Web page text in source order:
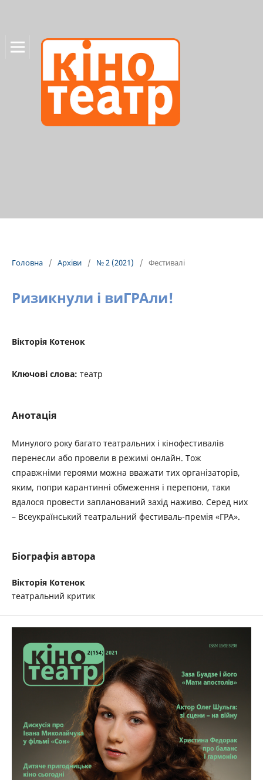
Головна / Архіви / № 2 (2021) / Фестивалі
Ризикнули і виГРАли!
Вікторія Котенок
Ключові слова: театр
Анотація
Минулого року багато театральних і кінофестивалів
перенесли або провели в режимі онлайн. Тож
справжніми героями можна вважати тих організаторів,
яким, попри карантинні обмеження і перепони, таки
вдалося провести запланований захід наживо. Серед них
– Всеукраїнський театральний фестиваль-премія «ГРА».
Біографія автора
Вікторія Котенок
театральний критик